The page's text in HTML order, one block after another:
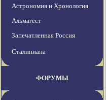
Астрономия и Хронология
Альмагест
Запечатленная Россия
Сталиниана
ФОРУМЫ